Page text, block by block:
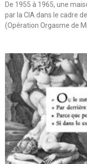
De 1955 à 1965, une
par la CIA dans le cadre
(Opération Orgasme de